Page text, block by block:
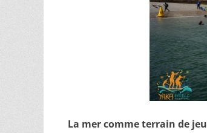
La mer comme terrain de jeu